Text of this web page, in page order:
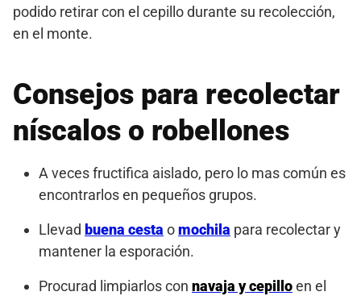
podido retirar con el cepillo durante su recolección,
en el monte.
Consejos para recolectar
níscalos o robellones
A veces fructifica aislado, pero lo mas común es
encontrarlos en pequeños grupos.
Llevad buena cesta omochila para recolectar y
mantener la esporación.
Procurad limpiarlos con navaja y cepilloen el